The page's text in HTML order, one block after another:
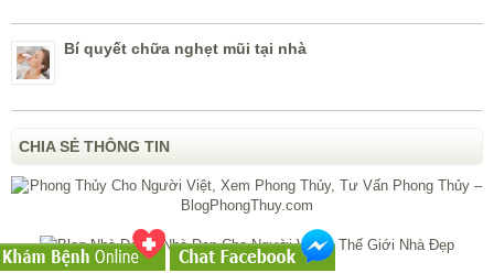
Bí quyết chữa nghẹt mũi tại nhà
CHIA SẺ THÔNG TIN